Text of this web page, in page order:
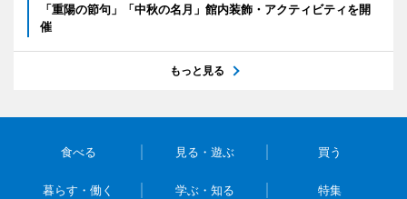
「重陽の節句」「中秋の名月」館内装飾・アクティビティを開
催
もっと見る
食べる 見る・遊ぶ 買う
暮らす・働く 学ぶ・知る 特集